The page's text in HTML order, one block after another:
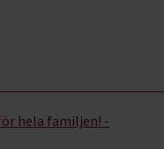
hela familjen! -